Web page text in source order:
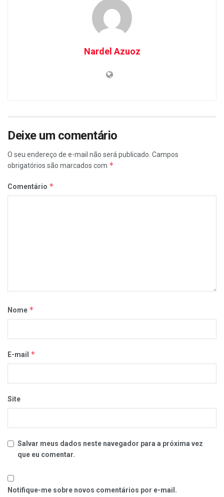
Nardel Azuoz
Deixe um comentário
O seu endereço de e-mail não será publicado. Campos
obrigatórios são marcados com *
Comentário *
Nome *
E-mail *
Site
Salvar meus dados neste navegador para a próxima vez
que eu comentar.
Notifique-me sobre novos comentários por e-mail.